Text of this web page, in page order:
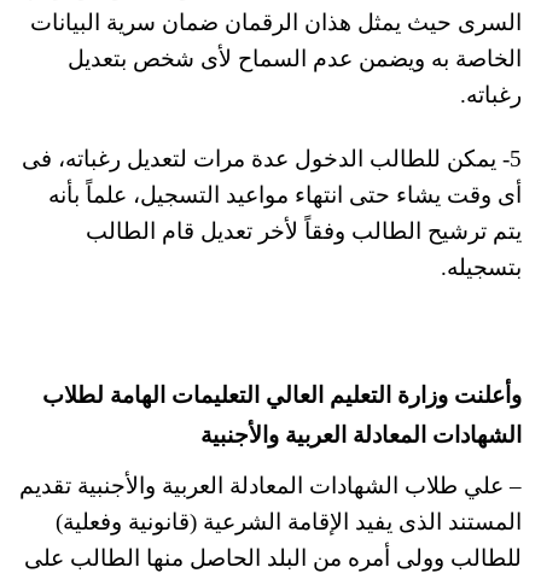
السرى حيث يمثل هذان الرقمان ضمان سرية البيانات
الخاصة به ويضمن عدم السماح لأى شخص بتعديل
رغباته.
5- يمكن للطالب الدخول عدة مرات لتعديل رغباته، فى
أى وقت يشاء حتى انتهاء مواعيد التسجيل، علماً بأنه
يتم ترشيح الطالب وفقاً لأخر تعديل قام الطالب
بتسجيله.
وأعلنت وزارة التعليم العالي التعليمات الهامة لطلاب
الشهادات المعادلة العربية والأجنبية
– علي طلاب الشهادات المعادلة العربية والأجنبية تقديم
المستند الذى يفيد الإقامة الشرعية (قانونية وفعلية)
للطالب وولى أمره من البلد الحاصل منها الطالب على